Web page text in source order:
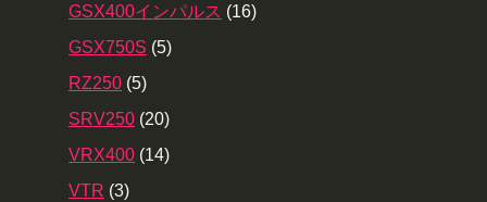
GSX400インパルス (16)
GSX750S (5)
RZ250 (5)
SRV250 (20)
VRX400 (14)
VTR (3)